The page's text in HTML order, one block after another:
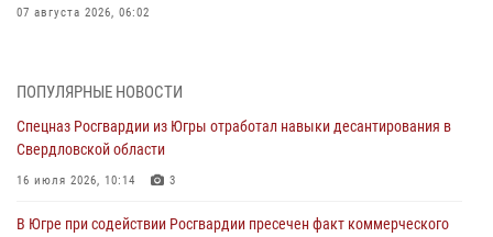
07 августа 2026, 06:02
Военнослужащие Росгвардии сбили дрон-разведчик ВСУ на южном
направлении
ПОПУЛЯРНЫЕ НОВОСТИ
Спецназ Росгвардии из Югры отработал навыки десантирования в
Свердловской области
16 июля 2026, 10:14 3
В Югре при содействии Росгвардии пресечен факт коммерческого